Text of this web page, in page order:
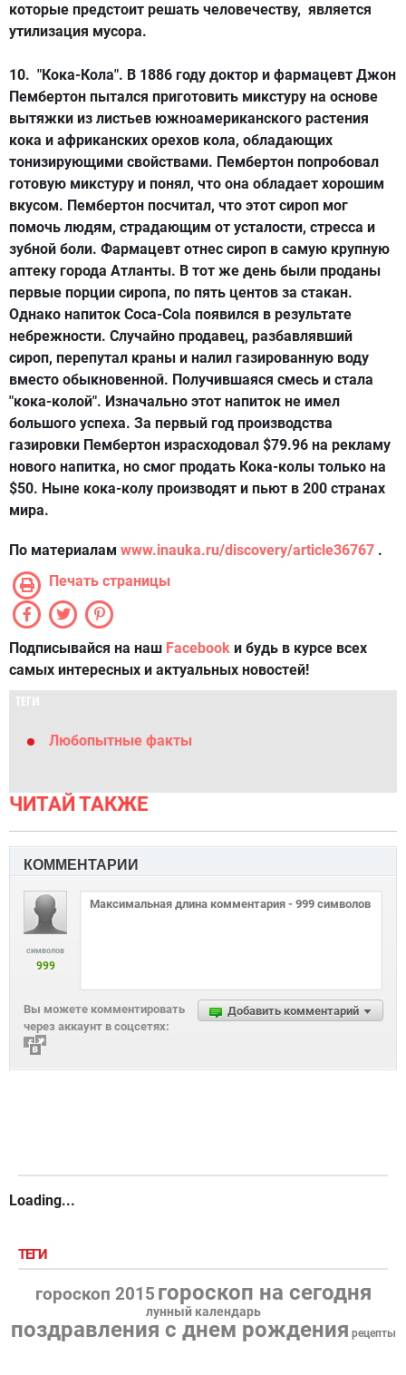
которые предстоит решать человечеству, является
утилизация мусора.
10. "Кока-Кола". В 1886 году доктор и фармацевт Джон
Пембертон пытался приготовить микстуру на основе
вытяжки из листьев южноамериканского растения
кока и африканских орехов кола, обладающих
тонизирующими свойствами. Пембертон попробовал
готовую микстуру и понял, что она обладает хорошим
вкусом. Пембертон посчитал, что этот сироп мог
помочь людям, страдающим от усталости, стресса и
зубной боли. Фармацевт отнес сироп в самую крупную
аптеку города Атланты. В тот же день были проданы
первые порции сиропа, по пять центов за стакан.
Однако напиток Coca-Cola появился в результате
небрежности. Случайно продавец, разбавлявший
сироп, перепутал краны и налил газированную воду
вместо обыкновенной. Получившаяся смесь и стала
"кока-колой". Изначально этот напиток не имел
большого успеха. За первый год производства
газировки Пембертон израсходовал $79.96 на рекламу
нового напитка, но смог продать Кока-колы только на
$50. Ныне кока-колу производят и пьют в 200 странах
мира.
По материалам www.inauka.ru/discovery/article36767 .
Печать страницы
Подписывайся на наш Facebook и будь в курсе всех
самых интересных и актуальных новостей!
ТЕГИ
Любопытные факты
ЧИТАЙ ТАКЖЕ
КОММЕНТАРИИ
символов
999
Добавить комментарий
Вы можете комментировать
через аккаунт в соцсетях:
Loading...
ТЕГИ
гороскоп 2015 гороскоп на сегодня
лунный календарь
поздравления с днем рождения рецепты